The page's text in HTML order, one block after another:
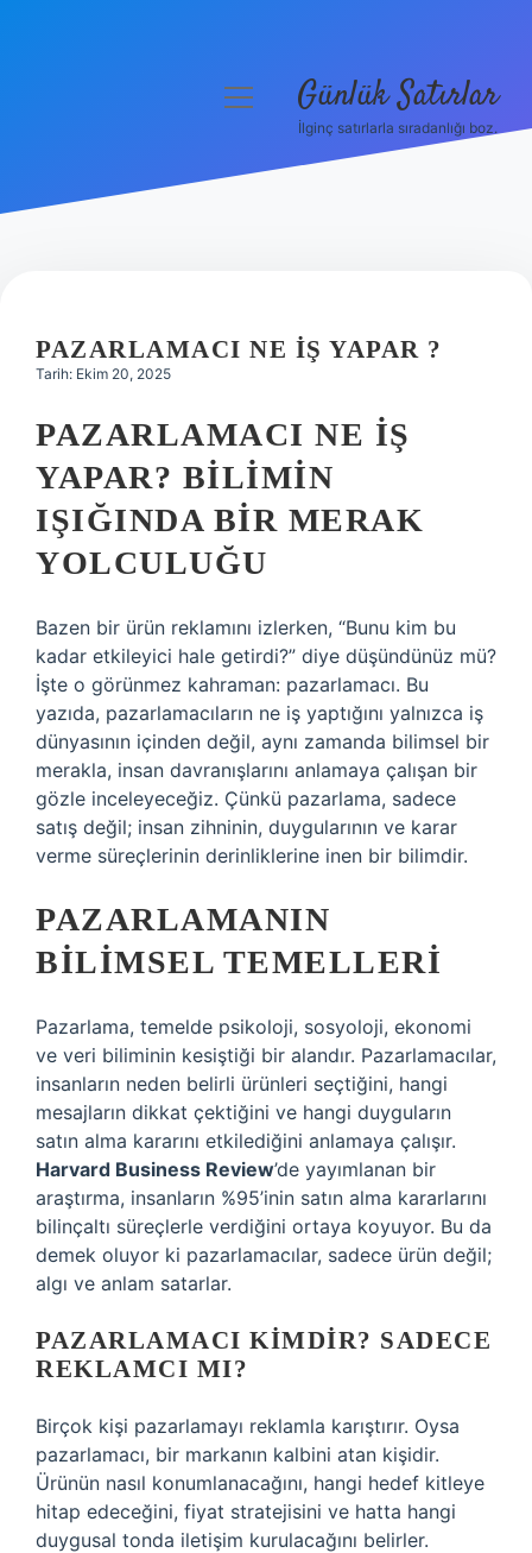
Hakkımızda
menüyü Günlük Satırlar
İlginç satırlarla sıradanlığı boz.
PAZARLAMACI NE IŞ YAPAR ?
Tarih: Ekim 20, 2025
PAZARLAMACI NE İŞ
YAPAR? BILIMIN
IŞIĞINDA BIR MERAK
YOLCULUĞU
Bazen bir ürün reklamını izlerken, “Bunu kim bu
kadar etkileyici hale getirdi?” diye düşündünüz mü?
İşte o görünmez kahraman: pazarlamacı. Bu
yazıda, pazarlamacıların ne iş yaptığını yalnızca iş
dünyasının içinden değil, aynı zamanda bilimsel bir
merakla, insan davranışlarını anlamaya çalışan bir
gözle inceleyeceğiz. Çünkü pazarlama, sadece
satış değil; insan zihninin, duygularının ve karar
verme süreçlerinin derinliklerine inen bir bilimdir.
PAZARLAMANIN
BILIMSEL TEMELLERI
Pazarlama, temelde psikoloji, sosyoloji, ekonomi
ve veri biliminin kesiştiği bir alandır. Pazarlamacılar,
insanların neden belirli ürünleri seçtiğini, hangi
mesajların dikkat çektiğini ve hangi duyguların
satın alma kararını etkilediğini anlamaya çalışır.
Harvard Business Review’de yayımlanan bir
araştırma, insanların %95’inin satın alma kararlarını
bilinçaltı süreçlerle verdiğini ortaya koyuyor. Bu da
demek oluyor ki pazarlamacılar, sadece ürün değil;
algı ve anlam satarlar.
PAZARLAMACI KIMDIR? SADECE
REKLAMCI MI?
Birçok kişi pazarlamayı reklamla karıştırır. Oysa
pazarlamacı, bir markanın kalbini atan kişidir.
Ürünün nasıl konumlanacağını, hangi hedef kitleye
hitap edeceğini, fiyat stratejisini ve hatta hangi
duygusal tonda iletişim kurulacağını belirler.